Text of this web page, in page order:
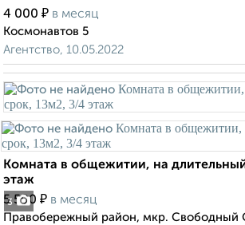
4 000 ₽ в месяц
Космонавтов 5
Агентство, 10.05.2022
3
Комната в общежитии, на
этаж
5 500 ₽ в месяц
Правобережный район, мкр. Свободный